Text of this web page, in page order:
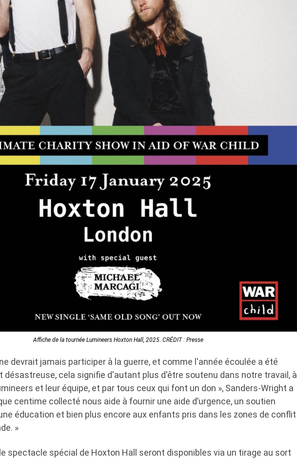
Affiche de la tournée Lumineers Hoxton Hall, 2025. CRÉDIT : Presse
devrait jamais participer à la guerre, et comme l'année écoulée a été
désastreuse, cela signifie d'autant plus d'être soutenu dans notre travail, à
et leur équipe, et par tous ceux qui font un don », Sanders-Wright a
centime collecté nous aide à fournir une aide d’urgence, un soutien
éducation et bien plus encore aux enfants pris dans les zones de conflit
»
spectacle spécial de Hoxton Hall seront disponibles via un tirage au sort